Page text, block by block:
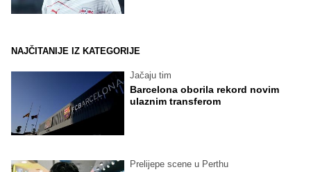
NAJČITANIJE IZ KATEGORIJE
Jačaju tim
Barcelona oborila rekord novim
ulaznim transferom
Prelijepe scene u Perthu